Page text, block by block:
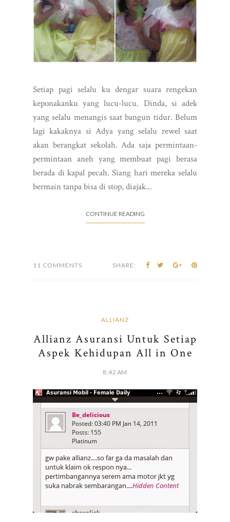
Setiap pagi selalu ku dengar suara rengekan
keponakanku yang lucu-lucu. Dinda, si adek
yang selalu menangis saat bangun tidur. Belum
lagi kakaknya si Adya yang selalu rewel saat
akan berangkat sekolah. Ada saja permintaan-
permintaan aneh yang membuat pagi berasa
berada di kapal pecah. Siang hari mereka selalu
bermain tanpa bisa di stop, diajak...
CONTINUE READING
11 COMMENTS SHARE:
ALLIANZ
Allianz Asuransi Untuk Setiap
Aspek Kehidupan All in One
8:42 AM